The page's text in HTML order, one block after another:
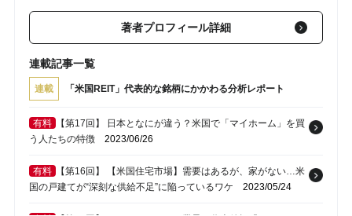
著者プロフィール詳細
連載記事一覧
連載 「米国REIT」代表的な銘柄にかかわる分析レポート
有料
【第17回】 日本となにが違う？米国で「マイホーム」を買
う人たちの特徴 2023/06/26
有料
【第16回】 【米国住宅市場】需要はあるが、家がない…米
国の戸建てが“深刻な供給不足”に陥っているワケ 2023/05/24